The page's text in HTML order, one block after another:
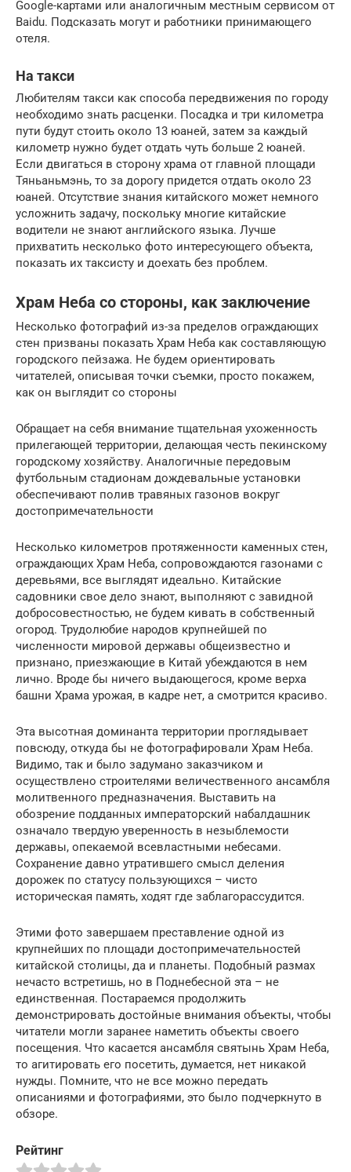
Google-картами или аналогичным местным сервисом от
Baidu. Подсказать могут и работники принимающего
отеля.
На такси
Любителям такси как способа передвижения по городу
необходимо знать расценки. Посадка и три километра
пути будут стоить около 13 юаней, затем за каждый
километр нужно будет отдать чуть больше 2 юаней.
Если двигаться в сторону храма от главной площади
Тяньаньмэнь, то за дорогу придется отдать около 23
юаней. Отсутствие знания китайского может немного
усложнить задачу, поскольку многие китайские
водители не знают английского языка. Лучше
прихватить несколько фото интересующего объекта,
показать их таксисту и доехать без проблем.
Храм Неба со стороны, как заключение
Несколько фотографий из-за пределов ограждающих
стен призваны показать Храм Неба как составляющую
городского пейзажа. Не будем ориентировать
читателей, описывая точки съемки, просто покажем,
как он выглядит со стороны
Обращает на себя внимание тщательная ухоженность
прилегающей территории, делающая честь пекинскому
городскому хозяйству. Аналогичные передовым
футбольным стадионам дождевальные установки
обеспечивают полив травяных газонов вокруг
достопримечательности
Несколько километров протяженности каменных стен,
ограждающих Храм Неба, сопровождаются газонами с
деревьями, все выглядят идеально. Китайские
садовники свое дело знают, выполняют с завидной
добросовестностью, не будем кивать в собственный
огород. Трудолюбие народов крупнейшей по
численности мировой державы общеизвестно и
признано, приезжающие в Китай убеждаются в нем
лично. Вроде бы ничего выдающегося, кроме верха
башни Храма урожая, в кадре нет, а смотрится красиво.
Эта высотная доминанта территории проглядывает
повсюду, откуда бы не фотографировали Храм Неба.
Видимо, так и было задумано заказчиком и
осуществлено строителями величественного ансамбля
молитвенного предназначения. Выставить на
обозрение подданных императорский набалдашник
означало твердую уверенность в незыблемости
державы, опекаемой всевластными небесами.
Сохранение давно утратившего смысл деления
дорожек по статусу пользующихся – чисто
историческая память, ходят где заблагорассудится.
Этими фото завершаем преставление одной из
крупнейших по площади достопримечательностей
китайской столицы, да и планеты. Подобный размах
нечасто встретишь, но в Поднебесной эта – не
единственная. Постараемся продолжить
демонстрировать достойные внимания объекты, чтобы
читатели могли заранее наметить объекты своего
посещения. Что касается ансамбля святынь Храм Неба,
то агитировать его посетить, думается, нет никакой
нужды. Помните, что не все можно передать
описаниями и фотографиями, это было подчеркнуто в
обзоре.
Рейтинг